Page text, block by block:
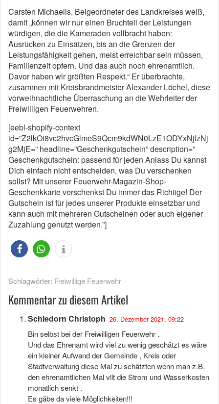
Carsten Michaelis, Beigeordneter des Landkreises weiß,
damit „können wir nur einen Bruchteil der Leistungen
würdigen, die die Kameraden vollbracht haben:
Ausrücken zu Einsätzen, bis an die Grenzen der
Leistungsfähigkeit gehen, meist erreichbar sein müssen,
Familienzeit opfern. Und das auch noch ehrenamtlich.
Davor haben wir größten Respekt.“ Er überbrachte,
zusammen mit Kreisbrandmeister Alexander Löchel, diese
vorweihnachtliche Überraschung an die Wehrleiter der
Freiwilligen Feuerwehren.
[eebl-shopify-context
id=”Z2lkOi8vc2hvcGlmeS9Qcm9kdWN0LzE1ODYxNjIzNj
g2MjE=” headline=”Geschenkgutschein” description=”
Geschenkgutschein: passend für jeden Anlass Du kannst
Dich einfach nicht entscheiden, was Du verschenken
sollst? Mit unserer Feuerwehr-Magazin-Shop-
Geschenkkarte verschenkst Du immer das Richtige! Der
Gutschein ist für jedes unserer Produkte einsetzbar und
kann auch mit mehreren Gutscheinen oder auch eigener
Zuzahlung genutzt werden.”]
Schlagwörter: Freiwillige Feuerwehr
Kommentar zu diesem Artikel
Schledorn Christoph 26. Dezember 2021, 09:22
Bin selbst bei der Freiwilligen Feuerwehr .
Und das Ehrenamt wird viel zu wenig geschätzt es wäre
ein kleiner Aufwand der Gemeinde , Kreis oder
Stadtverwaltung diese Mal zu schätzten wenn man z.B.
den ehrenamtlichen Mal vllt die Strom und Wasserkosten
monatlich senkt .
Es gäbe da viele Möglichkeiten!!!